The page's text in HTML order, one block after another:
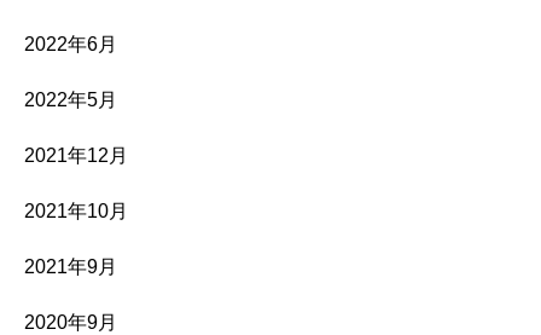
2022年6月
2022年5月
2021年12月
2021年10月
2021年9月
2020年9月